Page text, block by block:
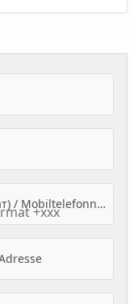
Міжнародний формат (Міжн. формат) / Mobiltelefonnummer
(Value Required)